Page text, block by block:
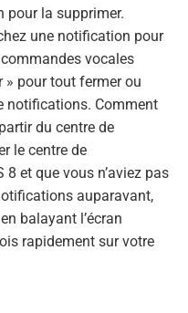
pour la supprimer.
une notification pour
vocales
» pour tout fermer ou
notifications. Comment
du centre de
le centre de
et que vous n’aviez pas
auparavant,
balayant l’écran
rapidement sur votre